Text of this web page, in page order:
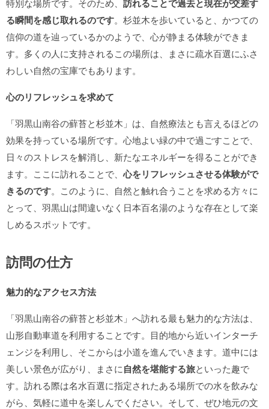
特別な場所です。そのため、 訪れることで過去と現在が交差す
る瞬間を感じ取れるのです。杉並木を歩いていると、かつての
信仰の道を辿っているかのようで、心が静まる体験ができま
す。多くの人に支持されるこの場所は、まさに疏水百選にふさ
わしい自然の宝庫でもあります。
心のリフレッシュを求めて
「羽黒山南谷の蘚苔と杉並木」は、自然療法とも言えるほどの
効果を持っている場所です。心地よい緑の中で過ごすことで、
日々のストレスを解消し、新たなエネルギーを得ることができ
ます。ここに訪れることで、心をリフレッシュさせる体験がで
きるのです。このように、自然と触れ合うことを求める方々に
とって、羽黒山は間違いなく日本百名湯のような存在として楽
しめるスポットです。
訪問の仕方
魅力的なアクセス方法
「羽黒山南谷の蘚苔と杉並木」へ訪れる最も魅力的な方法は、
山形自動車道を利用することです。目的地から近いインターチ
ェンジを利用し、そこからは小道を進んでいきます。道中には
美しい景色が広がり、まさに自然を堪能する旅といった趣で
す。訪れる際は名水百選に指定されたある場所での水を飲みな
がら、気軽に道中を楽しんでください。そして、ぜひ地元の文